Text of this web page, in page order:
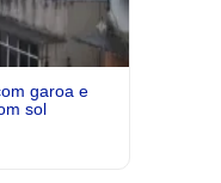
garoa e
sol